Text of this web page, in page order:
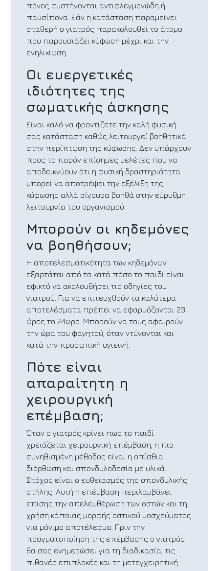
πόνος συστήνονται αντιφλεγμονώδη ή
παυσίπονα. Εάν η κατάσταση παραμείνει
σταθερή ο γιατρός παρακολουθεί το άτομο
που παρουσιάζει κύφωση μέχρι και την
ενηλικίωση.
Οι ευεργετικές
ιδιότητες της
σωματικής άσκησης
Είναι καλό να φροντίζετε την καλή φυσική
σας κατάσταση καθώς λειτουργεί βοηθητικά
στην περίπτωση της κύφωσης. Δεν υπάρχουν
προς το παρόν επίσημες μελέτες που να
αποδεικνύουν ότι η φυσική δραστηριότητα
μπορεί να αποτρέψει την εξέλιξη της
κύφωσης αλλά σίγουρα βοηθά στην εύρυθμη
λειτουργία του οργανισμού.
Μπορούν οι κηδεμόνες
να βοηθήσουν;
Η αποτελεσματικότητα των κηδεμόνων
εξαρτάται από το κατά πόσο το παιδί είναι
εφικτό να ακολουθήσει τις οδηγίες του
γιατρού. Για να επιτευχθούν τα καλύτερα
αποτελέσματα πρέπει να εφαρμόζονται 23
ώρες το 24ωρο. Μπορούν να τους αφαιρούν
την ώρα του φαγητού, όταν ντύνονται και
κατά την προσωπική υγιεινή.
Πότε είναι
απαραίτητη η
χειρουργική
επέμβαση;
Όταν ο γιατρός κρίνει πως το παιδί
χρειάζεται χειρουργική επέμβαση, η πιο
συνηθισμένη μέθοδος είναι η οπίσθια
διόρθωση και σπονδυλοδεσία με υλικά.
Στόχος είναι ο ευθειασμός της σπονδυλικής
στήλης. Αυτή η επέμβαση περιλαμβάνει
επίσης την απελευθέρωση των οστών και τη
χρήση κάποιας μορφής οστικού μοσχεύματος
για μόνιμο αποτέλεσμα. Πριν την
πραγματοποίηση της επέμβασης ο γιατρός
θα σας ενημερώσει για τη διαδικασία, τις
πιθανές επιπλοκές και τη μετεγχειρητική